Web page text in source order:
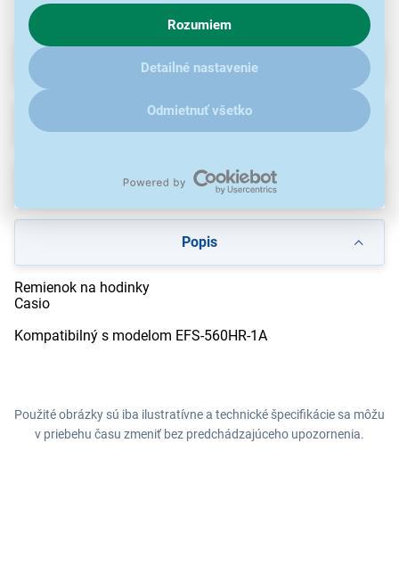
o chovaní na webe pre zobrazovaní cielených reklám.
V prípade že vás zaujímajú detaily, ako u nás s cookies a
ďalšími údaji pracujeme, kliknitesem.
Rozumiem
Detailné nastavenie
Odmietnuť všetko
Popis
Remienok na hodinky
Casio
Kompatibilný s modelom EFS-560HR-1A
Parametre
Na stiahnutie
Použité obrázky sú iba ilustratívne a technické špecifikácie sa môžu
v priebehu času zmeniť bez predchádzajúceho upozornenia.